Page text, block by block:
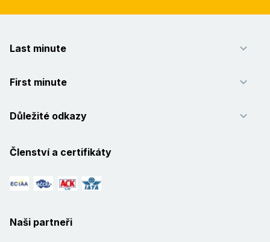
Last minute
First minute
Důležité odkazy
Členství a certifikáty
Naši partneři